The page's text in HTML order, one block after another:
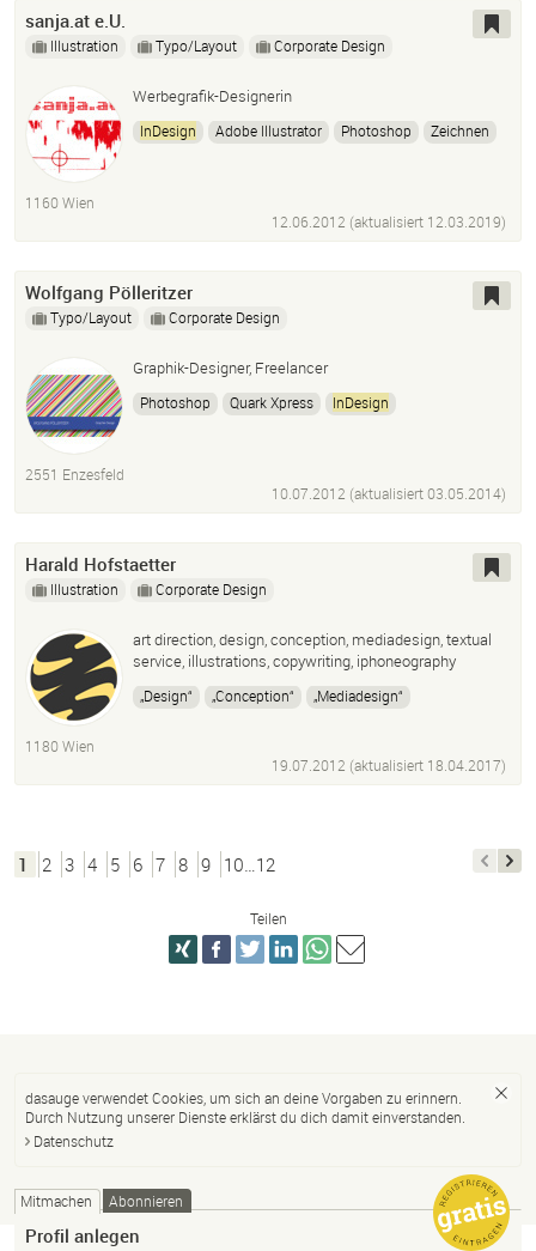
sanja.at e.U.
Illustration Typo/Layout Corporate Design
Werbegrafik-Designerin
InDesign Adobe Illustrator Photoshop
Zeichnen
1160 Wien
12.06.2012 (aktualisiert 12.03.2019)
Wolfgang Pölleritzer
Typo/Layout Corporate Design
Graphik-Designer, Freelancer
Photoshop Quark Xpress
InDesign
2551 Enzesfeld
10.07.2012 (aktualisiert03.05.2014)
Harald Hofstaetter
Illustration Corporate Design
art direction, design, conception, mediadesign, textual
service, illustrations, copywriting, iphoneography
„Design“ „Conception“
„Mediadesign“
„Adobe Cc
Photoshop Adobe Illustrator
InDesign
1180 Wien
19.07.2012 (aktualisiert 18.04.2017)
1 2 3 4 5 6 7 8 9 10…12
Teilen
dasauge verwendet Cookies, um sich an deine Vorgaben zu erinnern.
Durch Nutzung unserer Dienste erklärst du dich damit einverstanden.
Datenschutz
Mitmachen Abonnieren
Profil anlegen